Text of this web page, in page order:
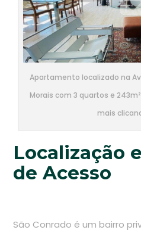
Apartamento localizado na
Morais com 3 quartos e
mais
Localização
de Acesso
São Conrado é um bairro